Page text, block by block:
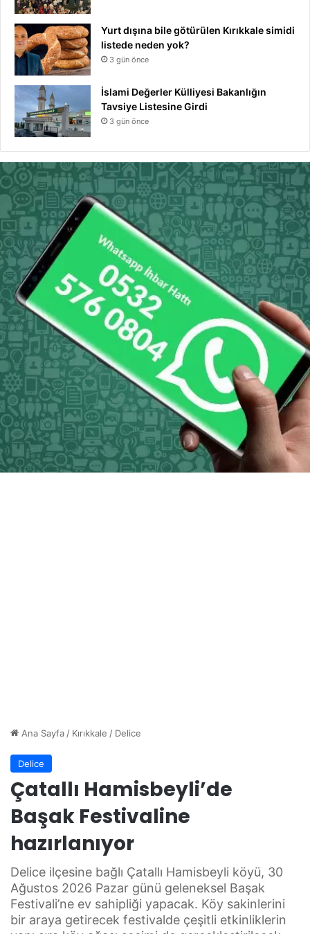
Yurt dışına bile götürülen Kırıkkale simidi
listede neden yok?
3 gün önce
İslami Değerler Külliyesi Bakanlığın
Tavsiye Listesine Girdi
3 gün önce